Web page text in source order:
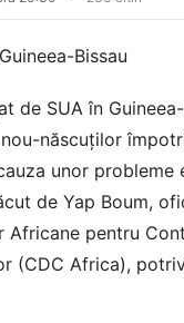
de SUA în
născuților
unor probleme
de Yap Boum,
Africane pentru
(CDC Africa),